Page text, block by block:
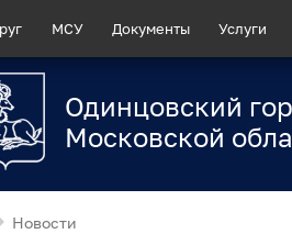
МСУ Документы Услуги
Одинцовский
Московской
Новости